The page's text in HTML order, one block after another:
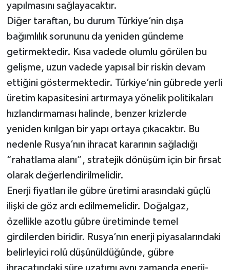
yapılmasını sağlayacaktır.
Diğer taraftan, bu durum Türkiye’nin dışa
bağımlılık sorununu da yeniden gündeme
getirmektedir. Kısa vadede olumlu görülen bu
gelişme, uzun vadede yapısal bir riskin devam
ettiğini göstermektedir. Türkiye’nin gübrede yerli
üretim kapasitesini artırmaya yönelik politikaları
hızlandırmaması halinde, benzer krizlerde
yeniden kırılgan bir yapı ortaya çıkacaktır. Bu
nedenle Rusya’nın ihracat kararının sağladığı
“rahatlama alanı”, stratejik dönüşüm için bir fırsat
olarak değerlendirilmelidir.
Enerji fiyatları ile gübre üretimi arasındaki güçlü
ilişki de göz ardı edilmemelidir. Doğalgaz,
özellikle azotlu gübre üretiminde temel
girdilerden biridir. Rusya’nın enerji piyasalarındaki
belirleyici rolü düşünüldüğünde, gübre